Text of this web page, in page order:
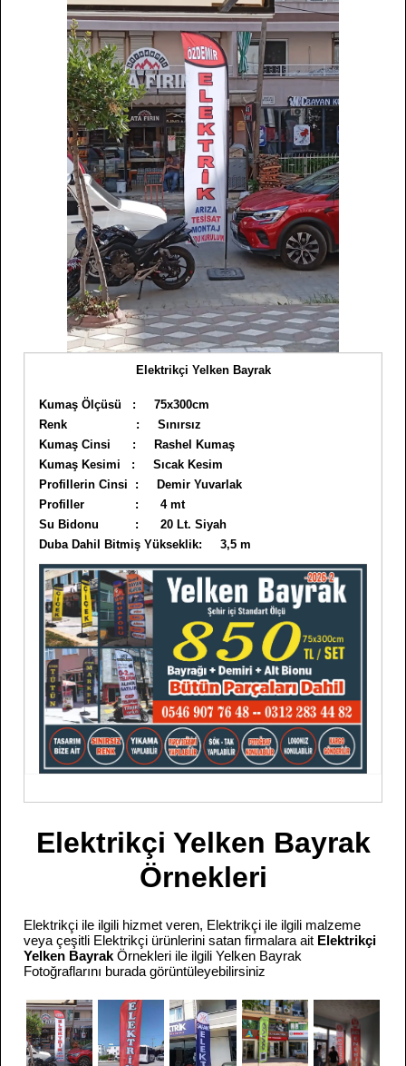
Elektrikçi Yelken Bayrak
Kumaş Ölçüsü : 75x300cm
Renk : Sınırsız
Kumaş Cinsi : Rashel Kumaş
Kumaş Kesimi : Sıcak Kesim
Profillerin Cinsi : Demir Yuvarlak
Profiller : 4 mt
Su Bidonu : 20 Lt. Siyah
Duba Dahil Bitmiş Yükseklik: 3,5 m
Elektrikçi Yelken Bayrak
Örnekleri
Elektrikçi ile ilgili hizmet veren, Elektrikçi ile ilgili malzeme
veya çeşitli Elektrikçi ürünlerini satan firmalara ait Elektrikçi
Yelken BayrakÖrnekleri ile ilgili Yelken Bayrak
Fotoğraflarını burada görüntüleyebilirsiniz